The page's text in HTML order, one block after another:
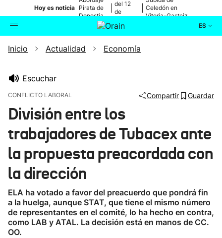
Hoy es noticia Pirata de
Donostia
del 12
de
Celedón en
Vitoria-Gasteiz
ES
Buscador Actualidad
Ikusmiran
Eguraldia
Inicio Actualidad Economía
Escuchar
CONFLICTO LABORAL Compartir Guardar
División entre los
trabajadores de Tubacex ante
la propuesta preacordada con
la dirección
ELA ha votado a favor del preacuerdo que pondrá fin
a la huelga, aunque STAT, que tiene el mismo número
de representantes en el comité, lo ha hecho en contra,
como LAB y ATAL. La decisión está en manos de CC.
OO.